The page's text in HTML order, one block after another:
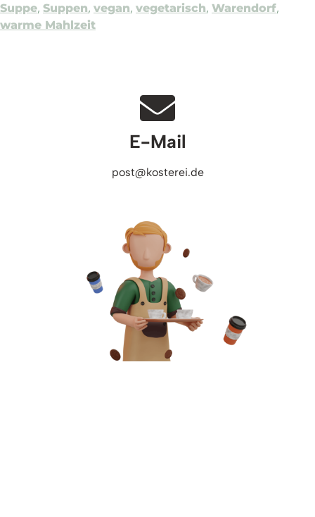
Suppe, Suppen, vegan, vegetarisch, Warendorf,
warme Mahlzeit
E-Mail
post@kosterei.de